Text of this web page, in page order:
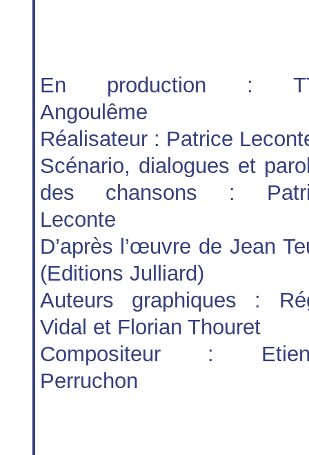
En production :
Angoulême
Réalisateur : Patrice
Scénario, dialogues et
des chansons :
Leconte
D’après l’œuvre de Jean
(Editions Julliard)
Auteurs graphiques :
Vidal et Florian Thouret
Compositeur :
Perruchon